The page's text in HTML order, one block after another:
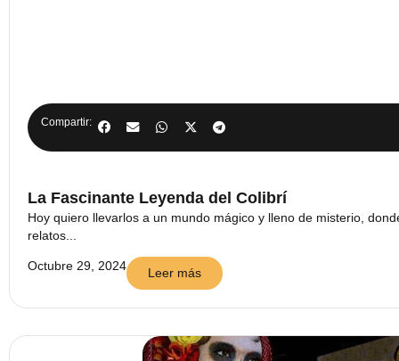
Compartir:
La Fascinante Leyenda del Colibrí
Hoy quiero llevarlos a un mundo mágico y lleno de misterio,
relatos...
Octubre 29, 2024 Leer más